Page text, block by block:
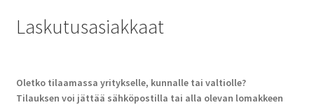
Laskutusasiakkaat
Oletko tilaamassa yritykselle, kunnalle tai valtiolle?
Tilauksen voi jättää sähköpostilla tai alla olevan lomakkeen